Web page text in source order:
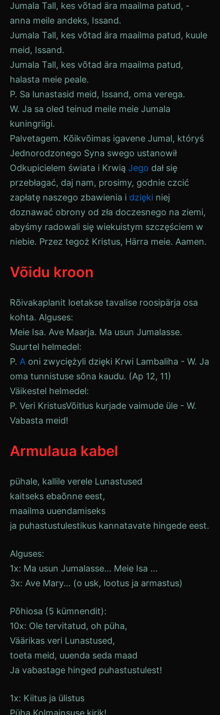
Jumala Tall, kes võtad ära maailma patud, -
anna meile andeks, Issand.
Jumala Tall, kes võtad ära maailma patud, kuule
meid, Issand.
Jumala Tall, kes võtad ära maailma patud,
halasta meie peale.
P. Sa lunastasid meid, Issand, oma verega.
W. Ja sa oled teinud meile meie Jumala
kuningriigi.
Palvetagem. Kõikvõimas igavene Jumal, któryś
Jednorodzonego Syna swego ustanowił
Odkupicielem świata i Krwią Jego dał się
przebłagać, daj nam, prosimy, godnie czcić
zapłatę naszego zbawienia i dzięki niej
doznawać obrony od zła doczesnego na ziemi,
abyśmy radowali się wiekuistym szczęściem w
niebie. Przez tegoż Kristus, Härra meie. Aamen.
Võidu kroon
Rõivakaplanit loetakse tavalise roosipärja osa
kohta. Alguses:
Meie Isa. Ave Maarja. Ma usun Jumalasse.
Suurtel helmedel:
P. A oni zwyciężyli dzięki Krwi Lambaliha - W. Ja
oma tunnistuse sõna kaudu. (Ap 12, 11)
Väikestel helmedel:
P. Veri KristusVõitlus kurjade vaimude üle - W.
Vabasta meid!
Armulaua kabel
pühale, kallile verele Lunastused
kaitseks ebaõnne eest,
maailma uuendamiseks
ja puhastustulestikus kannatavate hingede eest.
Alguses:
1x: Ma usun Jumalasse... Meie Isa ...
3x: Ave Mary... (o usk, lootus ja armastus)
Põhiosa (5 kümnendit):
10x: Ole tervitatud, oh püha,
Väärikas veri Lunastused,
toeta meid, uuenda seda maad
Ja vabastage hinged puhastustulest!
1x: Kiitus ja ülistus
Püha Kolmainsuse kirik!